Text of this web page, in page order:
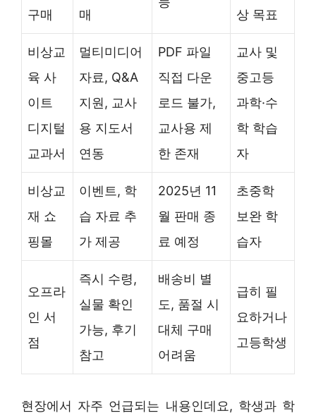
구매 매
상 목표
비상교
육 사
이트
디지털
교과서
멀티미디어
자료, Q&A
지원, 교사
용 지도서
연동
PDF 파일
직접 다운
로드 불가,
교사용 제
한 존재
교사 및
중고등
과학·수
학 학습
자
비상교
재 쇼
핑몰
이벤트, 학
습 자료 추
가 제공
2025년 11
월 판매 종
료 예정
초중학
보완 학
습자
오프라
인 서
점
즉시 수령,
실물 확인
가능, 후기
참고
배송비 별
도, 품절 시
대체 구매
어려움
급히 필
요하거나
고등학생
현장에서 자주 언급되는 내용인데요, 학생과 학